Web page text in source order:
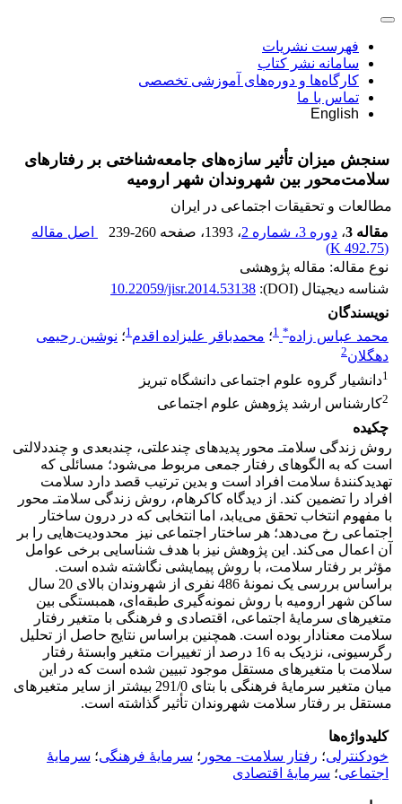
فهرست نشریات
سامانه نشر کتاب
کارگاه‌ها و دوره‌های آموزشی تخصصی
تماس با ما
English
سنجش میزان تأثیر سازه‌های جامعه‌شناختی بر رفتارهای
سلامت‌محور بین شهروندان شهر ارومیه
مطالعات و تحقیقات اجتماعی در ایران
مقاله 3
، دوره 3، شماره 2 ، 1393 ، صفحه 239-260
اصل مقاله
(
492.75 K
)
نوع مقاله: مقاله پژوهشی
شناسه دیجیتال (DOI):
10.22059/jisr.2014.53138
نویسندگان
محمد عباس زاده*
1؛ محمدباقر علیزاده اقدم1؛ نوشین رحیمی
دهگلان2
1دانشیار گروه علوم اجتماعی دانشگاه تبریز
2کارشناس ارشد پژوهش علوم اجتماعی
چکیده
روش زندگی سلامتـ محور پدیدهای چندعلتی، چندبعدی و چنددلالتی
است که به الگوهای رفتار جمعی مربوط می‌شود؛ مسائلی که
تهدیدکنندۀ سلامت افراد است و بدین ترتیب قصد دارد سلامت
افراد را تضمین کند. از دیدگاه کاکرهام، روش زندگی سلامتـ محور
با مفهوم انتخاب تحقق می‌یابد، اما انتخابی که در درون ساختار
اجتماعی رخ می‌دهد؛ هر ساختار اجتماعی نیز محدودیت‌هایی را بر
آن اعمال می‌کند. این پژوهش نیز با هدف شناسایی برخی عوامل
مؤثر بر رفتار سلامت، با روش پیمایشی نگاشته شده است.
براساس بررسی یک نمونۀ 486 نفری از شهروندان بالای 20 سال
ساکن شهر ارومیه با روش نمونه‌گیری طبقه‌ای، همبستگی بین
متغیرهای سرمایۀ اجتماعی، اقتصادی و فرهنگی با متغیر رفتار
سلامت معنادار بوده است. همچنین براساس نتایج حاصل از تحلیل
رگرسیونی، نزدیک به 16 درصد از تغییرات متغیر وابستۀ رفتار
سلامت با متغیرهای مستقل موجود تبیین شده است که در این
میان متغیر سرمایۀ فرهنگی با بتای 291/0 بیشتر از سایر متغیرهای
مستقل بر رفتار سلامت شهروندان تأثیر گذاشته است.
کلیدواژه‌ها
خودکنترلی؛ رفتار سلامت- ‌محور ؛ سرمایۀ فرهنگی؛ سرمایۀ
اجتماعی؛ سرمایۀ اقتصادی